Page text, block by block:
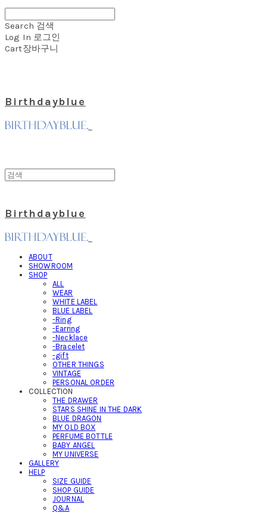
Search 검색
Log In 로그인
Cart장바구니
Birthdayblue
Birthdayblue
ABOUT
SHOWROOM
SHOP
ALL
WEAR
WHITE LABEL
BLUE LABEL
-Ring
-Earring
-Necklace
-Bracelet
-gift
OTHER THINGS
VINTAGE
PERSONAL ORDER
COLLECTION
THE DRAWER
STARS SHINE IN THE DARK
BLUE DRAGON
MY OLD BOX
PERFUME BOTTLE
BABY ANGEL
MY UNIVERSE
GALLERY
HELP
SIZE GUIDE
SHOP GUIDE
JOURNAL
Q&A